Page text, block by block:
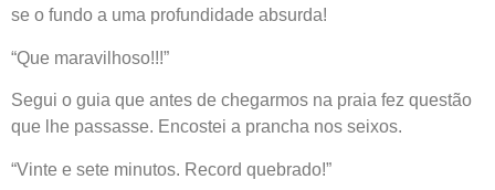
se o fundo a uma profundidade absurda!
“Que maravilhoso!!!”
Segui o guia que antes de chegarmos na praia fez questão
que lhe passasse. Encostei a prancha nos seixos.
“Vinte e sete minutos. Record quebrado!”